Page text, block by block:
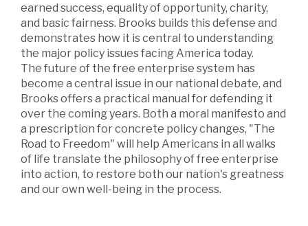
earned success, equality of opportunity, charity,
and basic fairness. Brooks builds this defense and
demonstrates how it is central to understanding
the major policy issues facing America today.
The future of the free enterprise system has
become a central issue in our national debate, and
Brooks offers a practical manual for defending it
over the coming years. Both a moral manifesto and
a prescription for concrete policy changes, "The
Road to Freedom" will help Americans in all walks
of life translate the philosophy of free enterprise
into action, to restore both our nation's greatness
and our own well-being in the process.